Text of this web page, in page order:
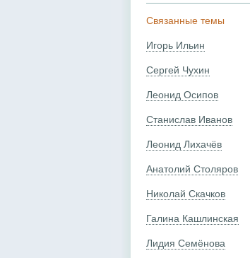
Связанные темы
Игорь Ильин
Сергей Чухин
Леонид Осипов
Станислав Иванов
Леонид Лихачёв
Анатолий Столяров
Николай Скачков
Галина Кашлинская
Лидия Семёнова